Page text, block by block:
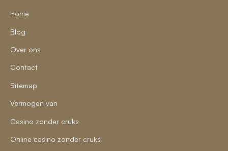
Home
Blog
Over ons
Contact
Sitemap
Vermogen van
Casino zonder cruks
Online casino zonder cruks